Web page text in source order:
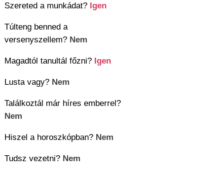
Szereted a munkádat? Igen
Túlteng benned a
versenyszellem? Nem
Magadtól tanultál főzni? Igen
Lusta vagy? Nem
Találkoztál már híres emberrel?
Nem
Hiszel a horoszkópban? Nem
Tudsz vezetni? Nem